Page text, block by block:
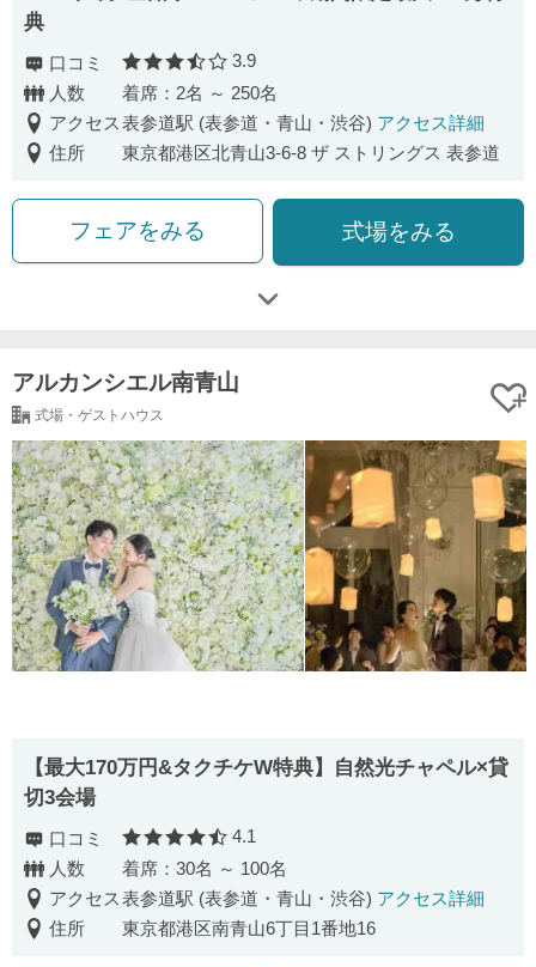
典
口コミ 口コミ評価
3.9
人数
着席：2名 ～ 250名
アクセス表参道駅 (表参道・青山・渋谷) アクセス詳細
住所
東京都港区北青山3-6-8 ザ ストリングス 表参道
フェアをみる 式場をみる
アルカンシエル南青山
式場・ゲストハウス
【最大170万円&タクチケW特典】自然光チャペル×貸
切3会場
口コミ 口コミ評価
4.1
人数
着席：30名 ～ 100名
アクセス表参道駅 (表参道・青山・渋谷) アクセス詳細
住所
東京都港区南青山6丁目1番地16